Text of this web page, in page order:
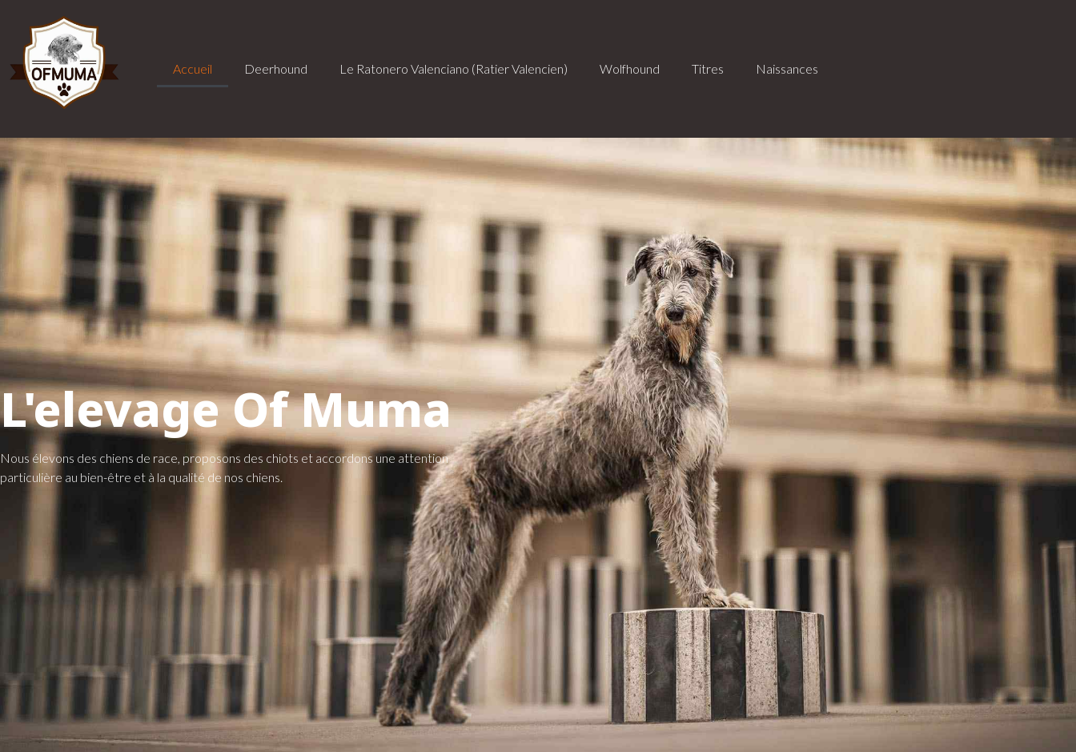
Accueil Deerhound Le Ratonero Valenciano (Ratier Valencien) Wolfhound Titres Naissances
L'elevage Of Muma
Nous élevons des chiens de race, proposons des chiots et accordons une attention
particulière au bien-être et à la qualité de nos chiens.